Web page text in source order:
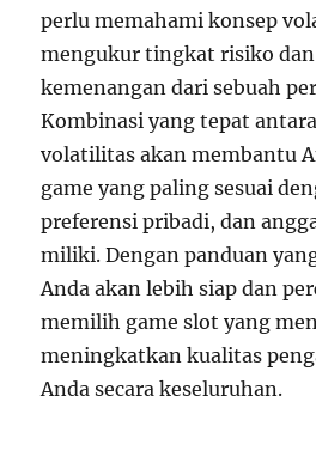
perlu memahami konsep
mengukur tingkat risiko
kemenangan dari sebuah
Kombinasi yang tepat antara
volatilitas akan membantu
game yang paling sesuai
preferensi pribadi, dan
miliki. Dengan panduan
Anda akan lebih siap dan
memilih game slot yang
meningkatkan kualitas
Anda secara keseluruhan.